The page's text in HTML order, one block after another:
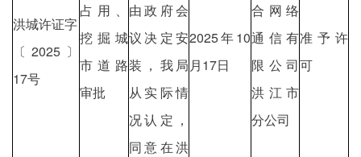
洪城许证字
〔2025〕
17号
占用、
挖掘城
市道路
审批
由政府会
议决定安
装，我局
从实际情
况认定，
同意在洪
2025年10
月17日
合网络
通信有
限公司
洪江市
分公司
准予许
可